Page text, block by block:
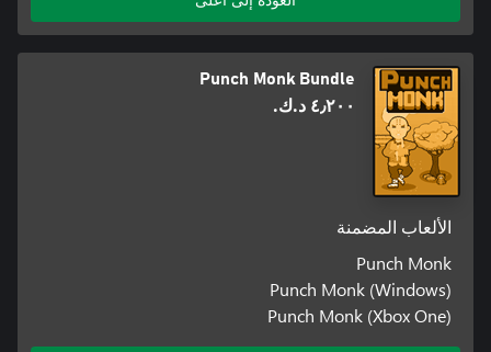
Punch Monk Bundle
٤٫٢٠٠ د.ك.‏
الألعاب المضمنة
Punch Monk
Punch Monk (Windows)
Punch Monk (Xbox One)